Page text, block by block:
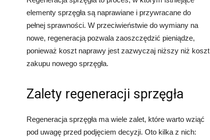
elementy sprzęgła są naprawiane i przywracane do
pełnej sprawności. W przeciwieństwie do wymiany na
nowe, regeneracja pozwala zaoszczędzić pieniądze,
ponieważ koszt naprawy jest zazwyczaj niższy niż koszt
zakupu nowego sprzęgła.
Zalety regeneracji sprzęgła
Regeneracja sprzęgła ma wiele zalet, które warto wziąć
pod uwagę przed podjęciem decyzji. Oto kilka z nich: